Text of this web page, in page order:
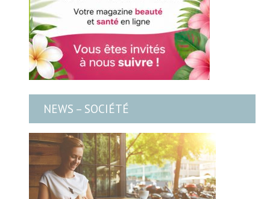
NEWS – SOCIÉTÉ